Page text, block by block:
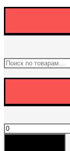
Искать:
Минимальная
цена